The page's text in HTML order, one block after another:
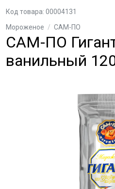
Мороженое / САМ-ПО
САМ-ПО
ванильный
Код товара: 00004131